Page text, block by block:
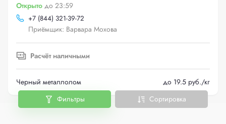
Открыто до 23:59
+7 (844) 321-39-72
Приёмщик: Варвара Мохова
Расчёт наличными
Черный металлолом
до 19.5 руб./кг
Фильтры
Сортировка